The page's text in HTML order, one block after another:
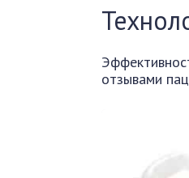
отзывами